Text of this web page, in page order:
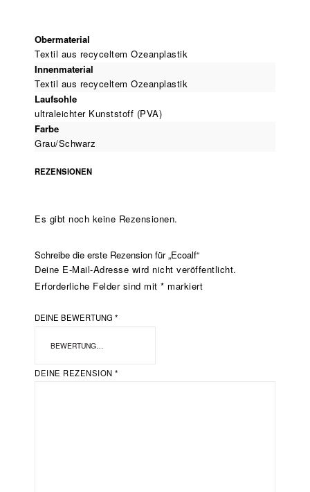
Obermaterial
Textil aus recyceltem Ozeanplastik
Innenmaterial
Textil aus recyceltem Ozeanplastik
Laufsohle
ultraleichter Kunststoff (PVA)
Farbe
Grau/Schwarz
REZENSIONEN
Es gibt noch keine Rezensionen.
Schreibe die erste Rezension für „Ecoalf“
Deine E-Mail-Adresse wird nicht veröffentlicht.
Erforderliche Felder sind mit * markiert
DEINE BEWERTUNG *
DEINE REZENSION *